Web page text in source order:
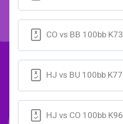
CO vs BB 100bb K73
HJ vs BU 100bb K77
HJ vs CO 100bb K96